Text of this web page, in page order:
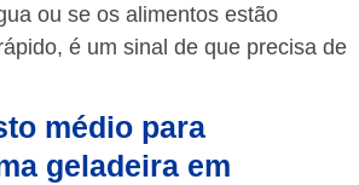
ou se os alimentos estão
é um sinal de que precisa de
médio para
geladeira em